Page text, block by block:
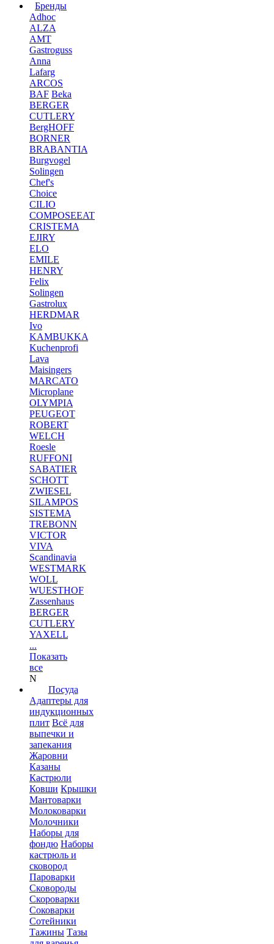
Бренды
Adhoc
ALZA
AMT
Gastroguss
Anna
Lafarg
ARCOS
BAF Beka
BERGER
CUTLERY
BergHOFF
BORNER
BRABANTIA
Burgvogel
Solingen
Chef's
Choice
CILIO
COMPOSEEAT
CRISTEMA
EJIRY
ELO
EMILE
HENRY
Felix
Solingen
Gastrolux
HERDMAR
Ivo
KAMBUKKA
Kuchenprofi
Lava
Maisingers
MARCATO
Microplane
OLYMPIA
PEUGEOT
ROBERT
WELCH
Roesle
RUFFONI
SABATIER
SCHOTT
ZWIESEL
SILAMPOS
SISTEMA
TREBONN
VICTOR
VIVA
Scandinavia
WESTMARK
WOLL
WUESTHOF
Zassenhaus
BERGER
CUTLERY
YAXELL
...
Показать
все
N
Посуда
Адаптеры для
индукционных
плит Всё для
выпечки и
запекания
Жаровни
Казаны
Кастрюли
Ковши Крышки
Мантоварки
Молоковарки
Молочники
Наборы для
фондю Наборы
кастрюль и
сковород
Пароварки
Сковороды
Скороварки
Соковарки
Сотейники
Тажины Тазы